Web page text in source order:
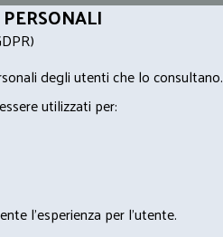
degli utenti che lo consultano.
utilizzati per:
l'esperienza per l'utente.